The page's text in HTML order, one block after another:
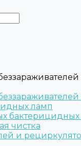
ламп
бактерицидных
чистка
и